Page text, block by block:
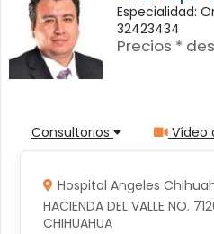
Especialidad:
32423434
Precios *
Consultorios Vídeo
Hospital Angeles
HACIENDA DEL VALLE NO.
CHIHUAHUA